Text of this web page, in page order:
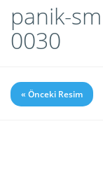
panik-
0030
« Önceki Resim